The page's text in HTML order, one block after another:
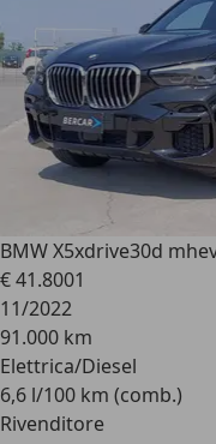
BMW X5xdrive30d
€ 41.8001
11/2022
91.000 km
Elettrica/Diesel
6,6 l/100 km (comb.)
Rivenditore